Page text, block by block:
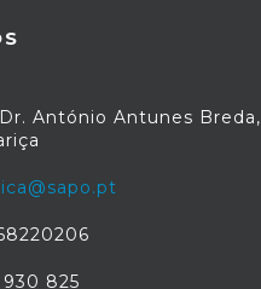
António Antunes Breda,
825